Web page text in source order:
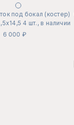
под бокал (костер)
4 шт., в наличии
6 000 ₽